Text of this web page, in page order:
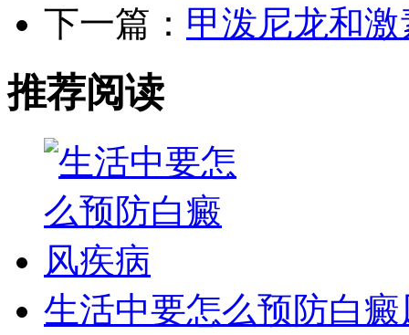
下一篇： 甲泼尼龙和
推荐阅读
生活中要怎么预防白